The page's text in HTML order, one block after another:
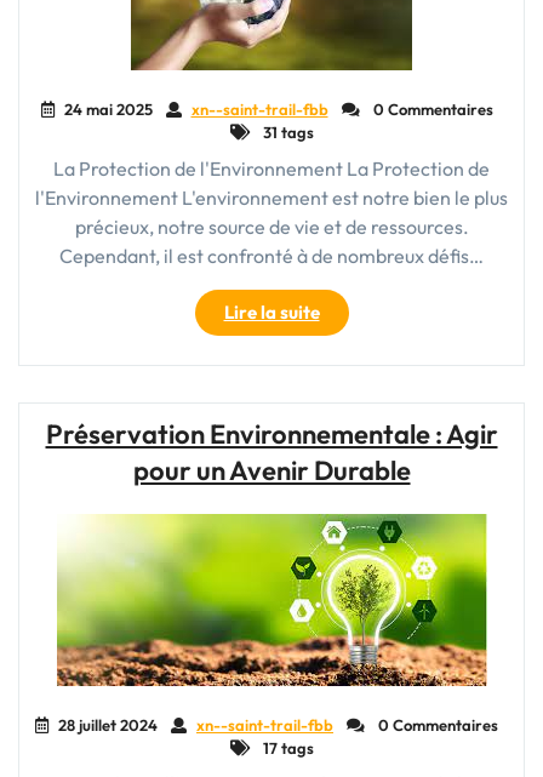
24 mai 2025 xn--saint-trail-fbb
0 Commentaires
31 tags
La Protection de l'Environnement La Protection de
l'Environnement L'environnement est notre bien le plus
précieux, notre source de vie et de ressources.
Cependant, il est confronté à de nombreux défis…
Lire la suite"Engageons-
nous
pour
de
l’environnement
Notre
responsabilité
collective"
Préservation Environnementale : Agir
pour un Avenir Durable
28 juillet 2024 xn--saint-trail-fbb
0 Commentaires
17 tags